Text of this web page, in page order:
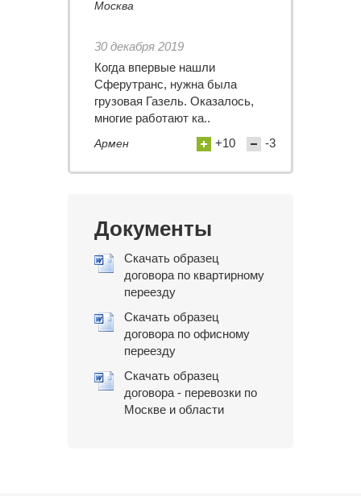
Москва
30 декабря 2019
Когда впервые нашли
Сферутранс, нужна была
грузовая Газель. Оказалось,
многие работают ка..
Армен +10 -3
Документы
Скачать образец
договора по квартирному
переезду
Скачать образец
договора по офисному
переезду
Скачать образец
договора - перевозки по
Москве и области